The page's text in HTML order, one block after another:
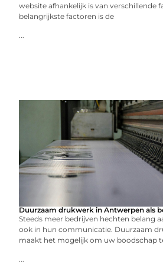
website afhankelijk is van verschillende
belangrijkste factoren is de
...
Duurzaam drukwerk in Antwerpen als
Steeds meer bedrijven hechten belang
ook in hun communicatie. Duurzaam
maakt het mogelijk om uw boodschap
...